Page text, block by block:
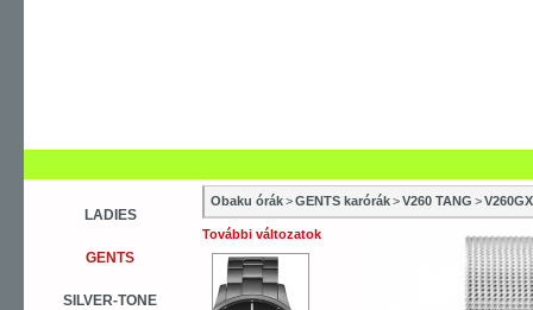
LADIES
GENTS
SILVER-TONE
Obaku órák>GENTS karórák>V260 TANG >
További változatok